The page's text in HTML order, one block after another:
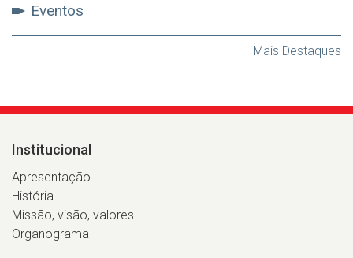
Eventos
Mais Destaques
Institucional
Apresentação
História
Missão, visão, valores
Organograma